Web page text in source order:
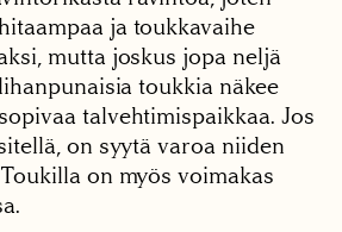
ja toukkavaihe
mutta joskus jopa neljä
toukkia näkee
talvehtimispaikkaa. Jos
on syytä varoa niiden
on myös voimakas